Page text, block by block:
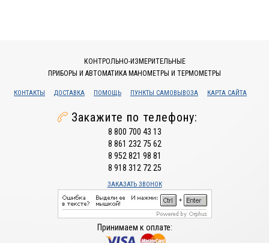
КОНТРОЛЬНО-ИЗМЕРИТЕЛЬНЫЕ
ПРИБОРЫ И АВТОМАТИКА МАНОМЕТРЫ И ТЕРМОМЕТРЫ
КОНТАКТЫ ДОСТАВКА ПОМОЩЬ ПУНКТЫ САМОВЫВОЗА КАРТА САЙТА
Закажите по телефону:
8 800 700 43 13
8 861 232 75 62
8 952 821 98 81
8 918 312 72 25
ЗАКАЗАТЬ ЗВОНОК
Принимаем к оплате: